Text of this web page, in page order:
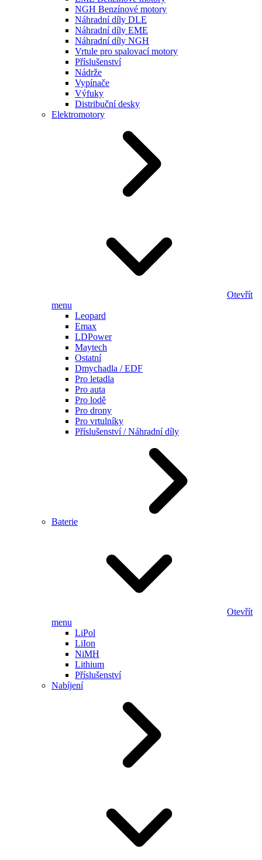
NGH Benzínové motory
Náhradní díly DLE
Náhradní díly EME
Náhradní díly NGH
Vrtule pro spalovací motory
Příslušenství
Nádrže
Vypínače
Výfuky
Distribuční desky
Elektromotory
Otevřít
menu
Leopard
Emax
LDPower
Maytech
Ostatní
Dmychadla / EDF
Pro letadla
Pro auta
Pro lodě
Pro drony
Pro vrtulníky
Příslušenství / Náhradní díly
Baterie
Otevřít
menu
LiPol
LiIon
NiMH
Lithium
Příslušenství
Nabíjení